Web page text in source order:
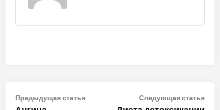
Навигация
Предыдущая статьяПредыдущая
Следующая статья